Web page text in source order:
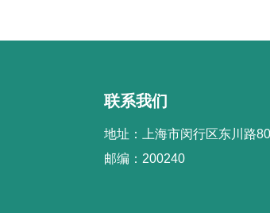
联系我们
地址：上海市闵行区东川路
邮编：200240